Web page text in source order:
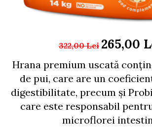
AFECTIUNI OCULARE
AFECTIUNI URINARE
AFECTIUNI OCULARE
322,00 Lei 265,00
Hrana premium uscată
de pui, care are un
digestibilitate, precum și
care este responsabil
microflorei